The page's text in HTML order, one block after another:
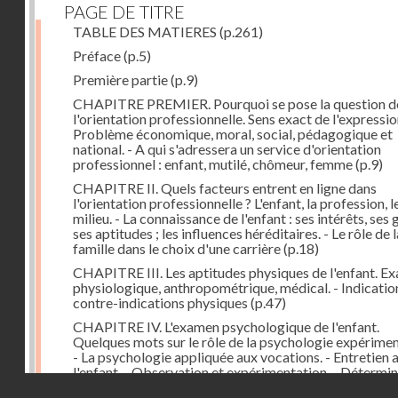
PAGE DE TITRE
TABLE DES MATIERES (p.261)
Préface(p.5)
Première partie(p.9)
CHAPITRE PREMIER. Pourquoi se pose la question
l'orientation professionnelle. Sens exact de
Problème économique, moral, social, pédagogique et
national. - A qui s'adressera un service d'orientation
professionnel : enfant, mutilé, chômeur, femme(p.9)
CHAPITRE II. Quels facteurs entrent en ligne dans
l'orientation professionnelle ? L'enfant, la profession,
milieu. - La connaissance de l'enfant : ses intérêts, ses
ses aptitudes ; les influences héréditaires. - Le rôle de
famille dans le choix d'une carrière(p.18)
CHAPITRE III. Les aptitudes physiques de l'enfant.
physiologique, anthropométrique, médical. -
contre-indications physiques (p.47)
CHAPITRE IV. L'examen psychologique de l'enfant.
Quelques mots sur le rôle de la psychologie
- La psychologie appliquée aux vocations. - Entretien
l'enfant. - Observation et expérimentation. -